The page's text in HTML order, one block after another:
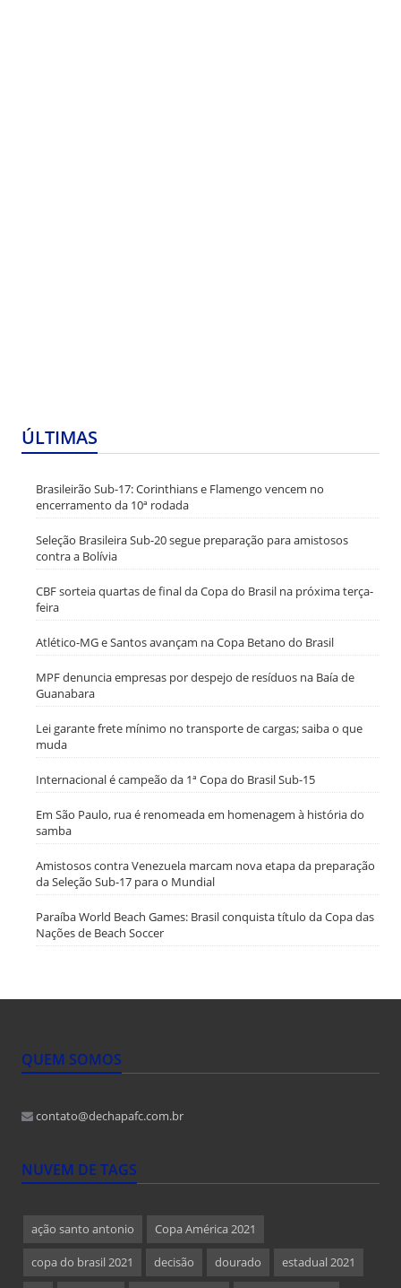
ÚLTIMAS
Brasileirão Sub-17: Corinthians e Flamengo vencem no
encerramento da 10ª rodada
Seleção Brasileira Sub-20 segue preparação para amistosos
contra a Bolívia
CBF sorteia quartas de final da Copa do Brasil na próxima terça-
feira
Atlético-MG e Santos avançam na Copa Betano do Brasil
MPF denuncia empresas por despejo de resíduos na Baía de
Guanabara
Lei garante frete mínimo no transporte de cargas; saiba o que
muda
Internacional é campeão da 1ª Copa do Brasil Sub-15
Em São Paulo, rua é renomeada em homenagem à história do
samba
Amistosos contra Venezuela marcam nova etapa da preparação
da Seleção Sub-17 para o Mundial
Paraíba World Beach Games: Brasil conquista título da Copa das
Nações de Beach Soccer
QUEM SOMOS
contato@dechapafc.com.br
NUVEM DE TAGS
ação santo antonio Copa América 2021
copa do brasil 2021 decisão dourado estadual 2021